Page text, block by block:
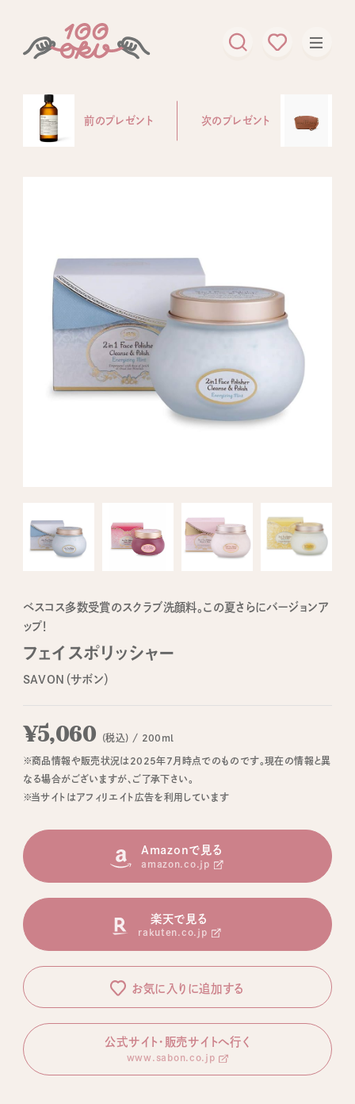
前のプレゼント 次のプレゼント
ベスコス多数受賞のスクラブ洗顔料。この夏さらにバージョンア
ップ！
フェイスポリッシャー
SAVON（サボン）
¥5,060 (税込) / 200ml
※商品情報や販売状況は2025年7月時点でのものです。現在の情報と異
なる場合がございますが、ご了承下さい。
※当サイトはアフィリエイト広告を利用しています
Amazonで見る
amazon.co.jp
楽天で見る
rakuten.co.jp
お気に入りに追加する
公式サイト・販売サイトへ行く
www.sabon.co.jp